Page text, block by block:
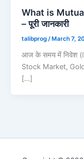
What is Mutual
– पूरी जानकारी
talibprog /March 7,
आज के समय में निवेश
Stock Market,
[…]